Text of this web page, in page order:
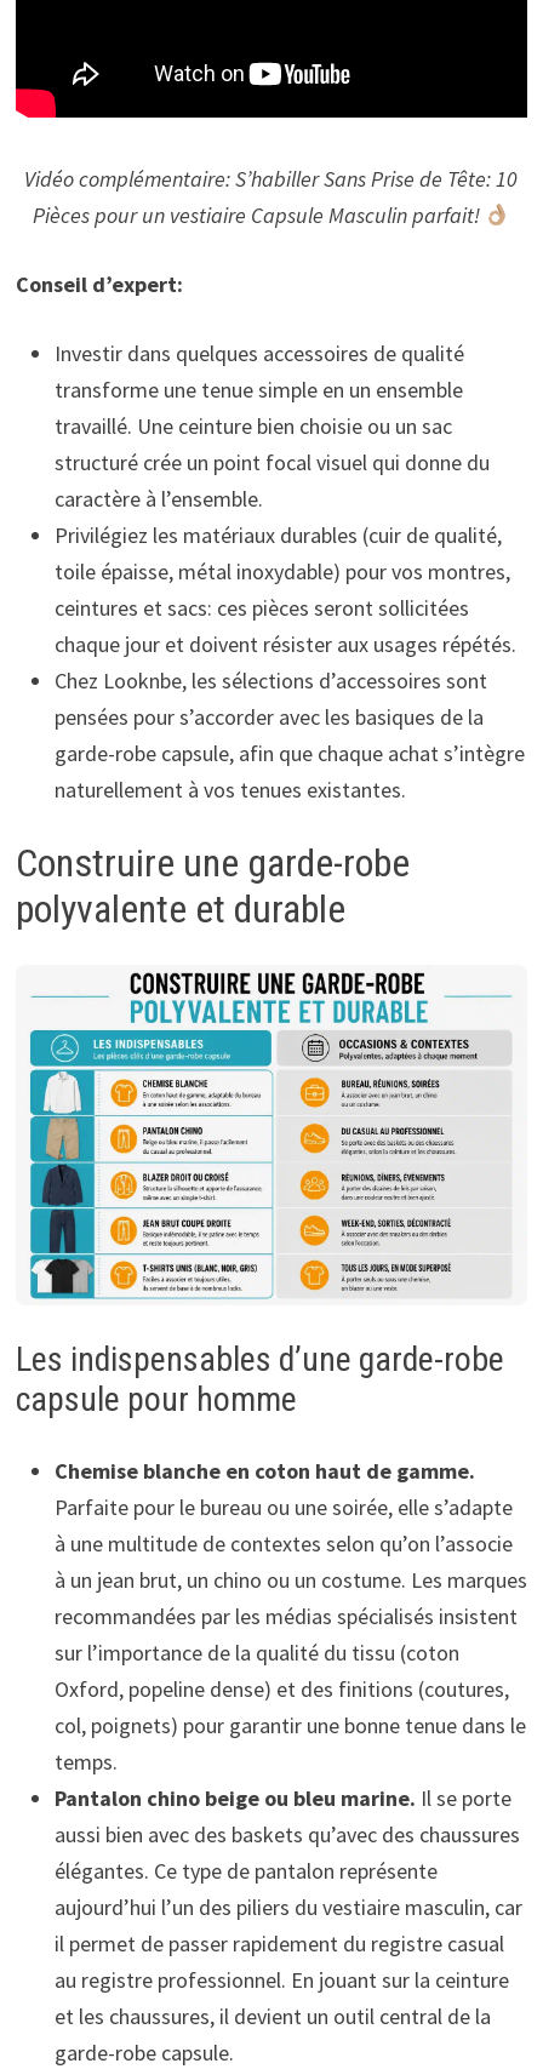
Vidéo complémentaire: S’habiller Sans Prise de Tête: 10
Pièces pour un vestiaire Capsule Masculin parfait!
Conseil d’expert:
Investir dans quelques accessoires de qualité
transforme une tenue simple en un ensemble
travaillé. Une ceinture bien choisie ou un sac
structuré crée un point focal visuel qui donne du
caractère à l’ensemble.
Privilégiez les matériaux durables (cuir de qualité,
toile épaisse, métal inoxydable) pour vos montres,
ceintures et sacs: ces pièces seront sollicitées
chaque jour et doivent résister aux usages répétés.
Chez Looknbe, les sélections d’accessoires sont
pensées pour s’accorder avec les basiques de la
garde-robe capsule, afin que chaque achat s’intègre
naturellement à vos tenues existantes.
Construire une garde-robe
polyvalente et durable
Les indispensables d’une garde-robe
capsule pour homme
Chemise blanche en coton haut de gamme.
Parfaite pour le bureau ou une soirée, elle s’adapte
à une multitude de contextes selon qu’on l’associe
à un jean brut, un chino ou un costume. Les marques
recommandées par les médias spécialisés insistent
sur l’importance de la qualité du tissu (coton
Oxford, popeline dense) et des finitions (coutures,
col, poignets) pour garantir une bonne tenue dans le
temps.
Pantalon chino beige ou bleu marine. Il se porte
aussi bien avec des baskets qu’avec des chaussures
élégantes. Ce type de pantalon représente
aujourd’hui l’un des piliers du vestiaire masculin, car
il permet de passer rapidement du registre casual
au registre professionnel. En jouant sur la ceinture
et les chaussures, il devient un outil central de la
garde-robe capsule.